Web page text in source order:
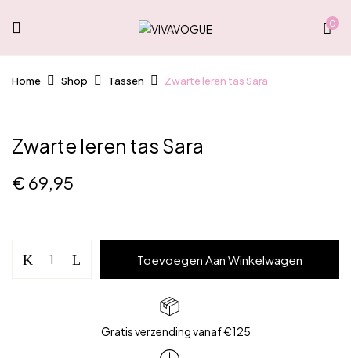
0
Home Shop Tassen Zwarte leren tas Sara
Zwarte leren tas Sara
€ 69,95
leren
Toevoegen Aan Winkelwagen
Gratis verzending vanaf €125